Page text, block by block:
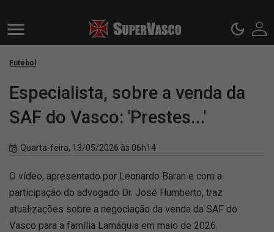
Futebol
Especialista, sobre a venda da
SAF do Vasco: 'Prestes...'
Quarta-feira, 13/05/2026 às 06h14
O vídeo, apresentado por Leonardo Baran e com a
participação do advogado Dr. José Humberto, traz
atualizações sobre a negociação da venda da SAF do
Vasco para a família Lamáquia em maio de 2026.